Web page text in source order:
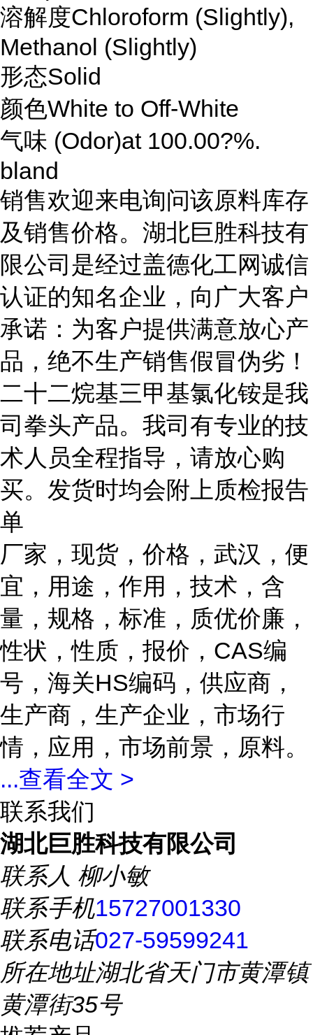
溶解度Chloroform (Slightly),
Methanol (Slightly)
形态Solid
颜色White to Off-White
气味 (Odor)at 100.00?%.
bland
销售欢迎来电询问该原料库存
及销售价格。湖北巨胜科技有
限公司是经过盖德化工网诚信
认证的知名企业，向广大客户
承诺：为客户提供满意放心产
品，绝不生产销售假冒伪劣！
二十二烷基三甲基氯化铵是我
司拳头产品。我司有专业的技
术人员全程指导，请放心购
买。发货时均会附上质检报告
单
厂家，现货，价格，武汉，便
宜，用途，作用，技术，含
量，规格，标准，质优价廉，
性状，性质，报价，CAS编
号，海关HS编码，供应商，
生产商，生产企业，市场行
情，应用，市场前景，原料。
...查看全文 >
联系我们
湖北巨胜科技有限公司
联系人 柳小敏
联系手机15727001330
联系电话027-59599241
所在地址湖北省天门市黄潭镇
黄潭街35号